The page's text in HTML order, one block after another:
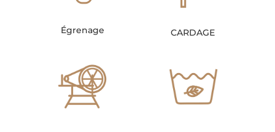
Égrenage CARDAGE